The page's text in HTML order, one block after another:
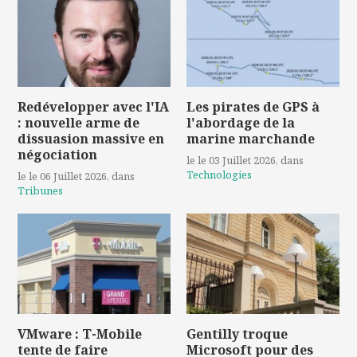
Redévelopper avec l'IA
: nouvelle arme de
dissuasion massive en
négociation
le le 06 Juillet 2026, dans
Tribunes
Les pirates de GPS à
l'abordage de la
marine marchande
le le 03 Juillet 2026, dans
Technologies
VMware : T-Mobile
tente de faire
Gentilly troque
Microsoft pour des